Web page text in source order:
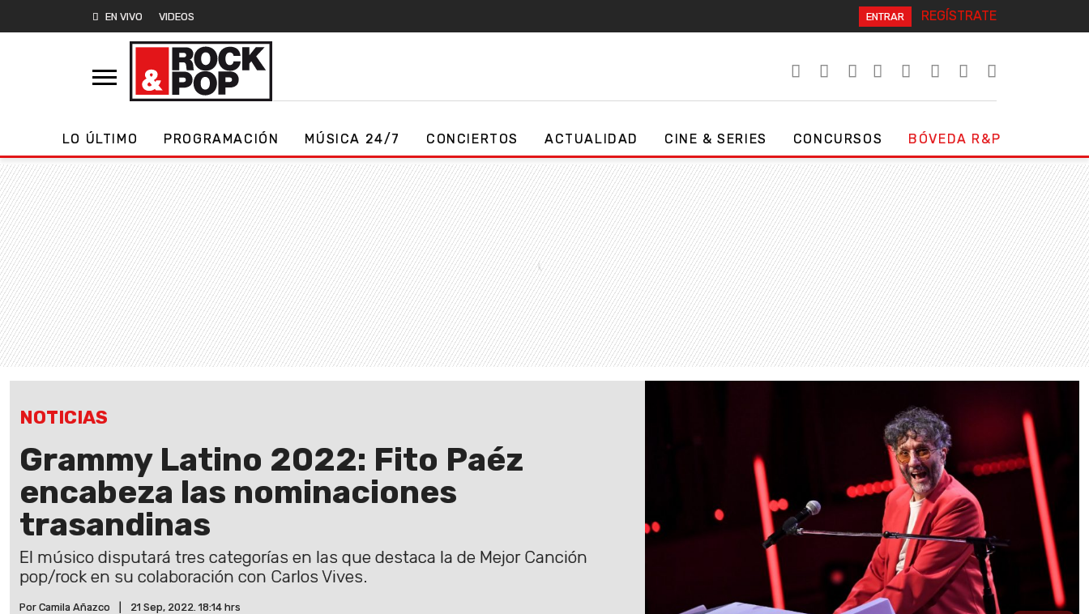
EN VIVO VIDEOS ENTRAR REGÍSTRATE
LO ÚLTIMO PROGRAMACIÓN MÚSICA 24/7 CONCIERTOS ACTUALIDAD CINE & SERIES CONCURSOS BÓVEDA R&P
NOTICIAS
Grammy Latino 2022: Fito Paéz
encabeza las nominaciones
trasandinas
El músico disputará tres categorías en las que destaca la de Mejor Canción
pop/rock en su colaboración con Carlos Vives.
Por Camila Añazco 21 Sep, 2022. 18:14 hrs